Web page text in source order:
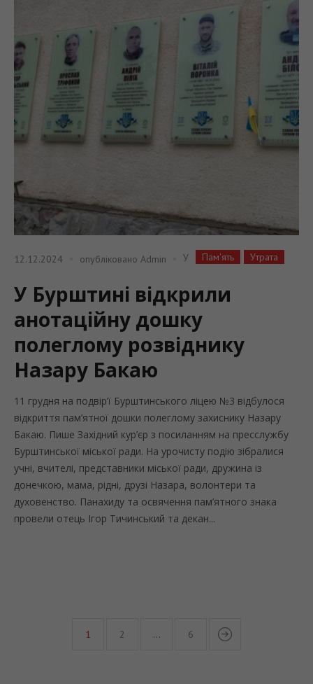
12.12.2024 опубліковано Admin У Пам'ять Утрата
У Бурштині відкрили
анотаційну дошку
полеглому розвіднику
Назару Бакаю
11 грудня на подвір’ї Бурштинського ліцею №3 відбулося
відкриття пам’ятної дошки полеглому захиснику Назару
Бакаю. Пише Західний кур’єр з посиланням на пресслужбу
Бурштинської міської ради. На урочисту подію зібралися
учні, вчителі, представники міської ради, дружина із
донечкою, мама, рідні, друзі Назара, волонтери та
духовенство. Панахиду та освячення пам’ятного знака
провели отець Ігор Тичинський та декан...
1 2 … 6